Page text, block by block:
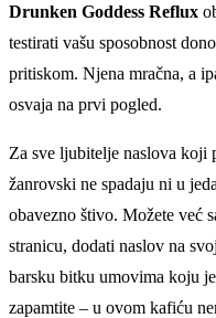
Drunken Goddess Reflux
testirati vašu sposobnost
pritiskom. Njena mračna, a
osvaja na prvi pogled.
Za sve ljubitelje naslova koji
žanrovski ne spadaju ni u
obavezno štivo. Možete već
stranicu, dodati naslov na
barsku bitku umovima koju
zapamtite – u ovom kafiću